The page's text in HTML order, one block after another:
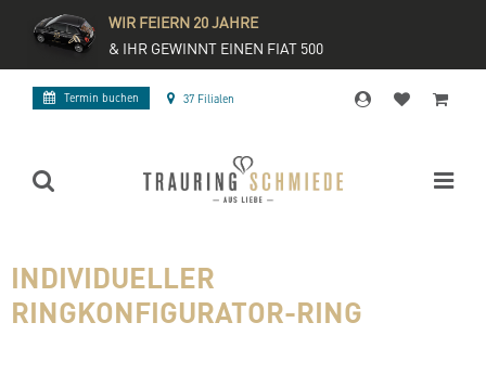
WIR FEIERN 20 JAHRE
& IHR GEWINNT EINEN FIAT 500
Termin buchen 37 Filialen
INDIVIDUELLER
RINGKONFIGURATOR-RING